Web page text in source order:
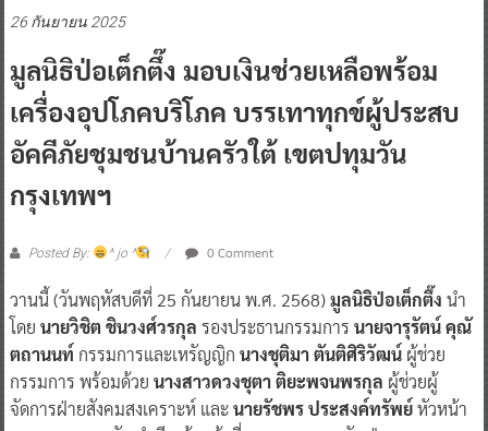
26 กันยายน 2025
มูลนิธิป่อเต็กตึ๊ง มอบเงินช่วยเหลือพร้อม
เครื่องอุปโภคบริโภค บรรเทาทุกข์ผู้ประสบ
อัคคีภัยชุมชนบ้านครัวใต้ เขตปทุมวัน
กรุงเทพฯ
Posted By: ^ jo ^ 0 Comment
วานนี้ (วันพฤหัสบดีที่ 25 กันยายน พ.ศ. 2568)มูลนิธิป่อเต็กตึ๊ง นำ
โดย นายวิชิต ชินวงศ์วรกุล รองประธานกรรมการ นายจารุรัตน์ คุณั
ตถานนท์ กรรมการและเหรัญญิก นางชุติมา ตันติศิริวัฒน์ผู้ช่วย
กรรมการ พร้อมด้วย นางสาวดวงชุตา ติยะพจนพรกุล ผู้ช่วยผู้
จัดการฝ่ายสังคมสงเคราะห์ และนายรัชพร ประสงค์ทรัพย์หัวหน้า